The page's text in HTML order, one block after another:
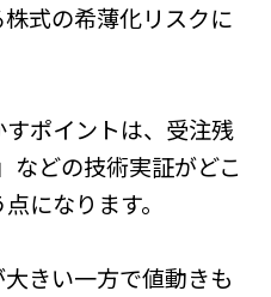
式の希薄化リスクに
ポイントは、受注残
などの技術実証がどこ
になります。
きい一方で値動きも